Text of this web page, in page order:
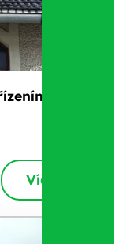
Více